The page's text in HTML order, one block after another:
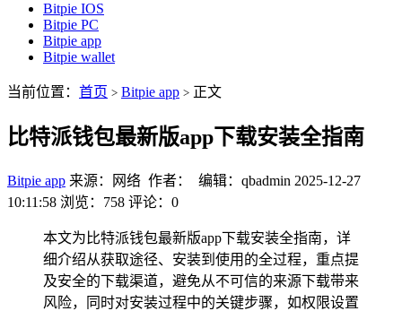
Bitpie IOS
Bitpie PC
Bitpie app
Bitpie wallet
当前位置： 首页 > Bitpie app > 正文
比特派钱包最新版app下载安装全指南
Bitpie app 来源：网络 作者： 编辑：qbadmin 2025-12-27
10:11:58 浏览：758 评论：0
本文为比特派钱包最新版app下载安装全指南，详
细介绍从获取途径、安装到使用的全过程，重点提
及安全的下载渠道，避免从不可信的来源下载带来
风险，同时对安装过程中的关键步骤，如权限设置